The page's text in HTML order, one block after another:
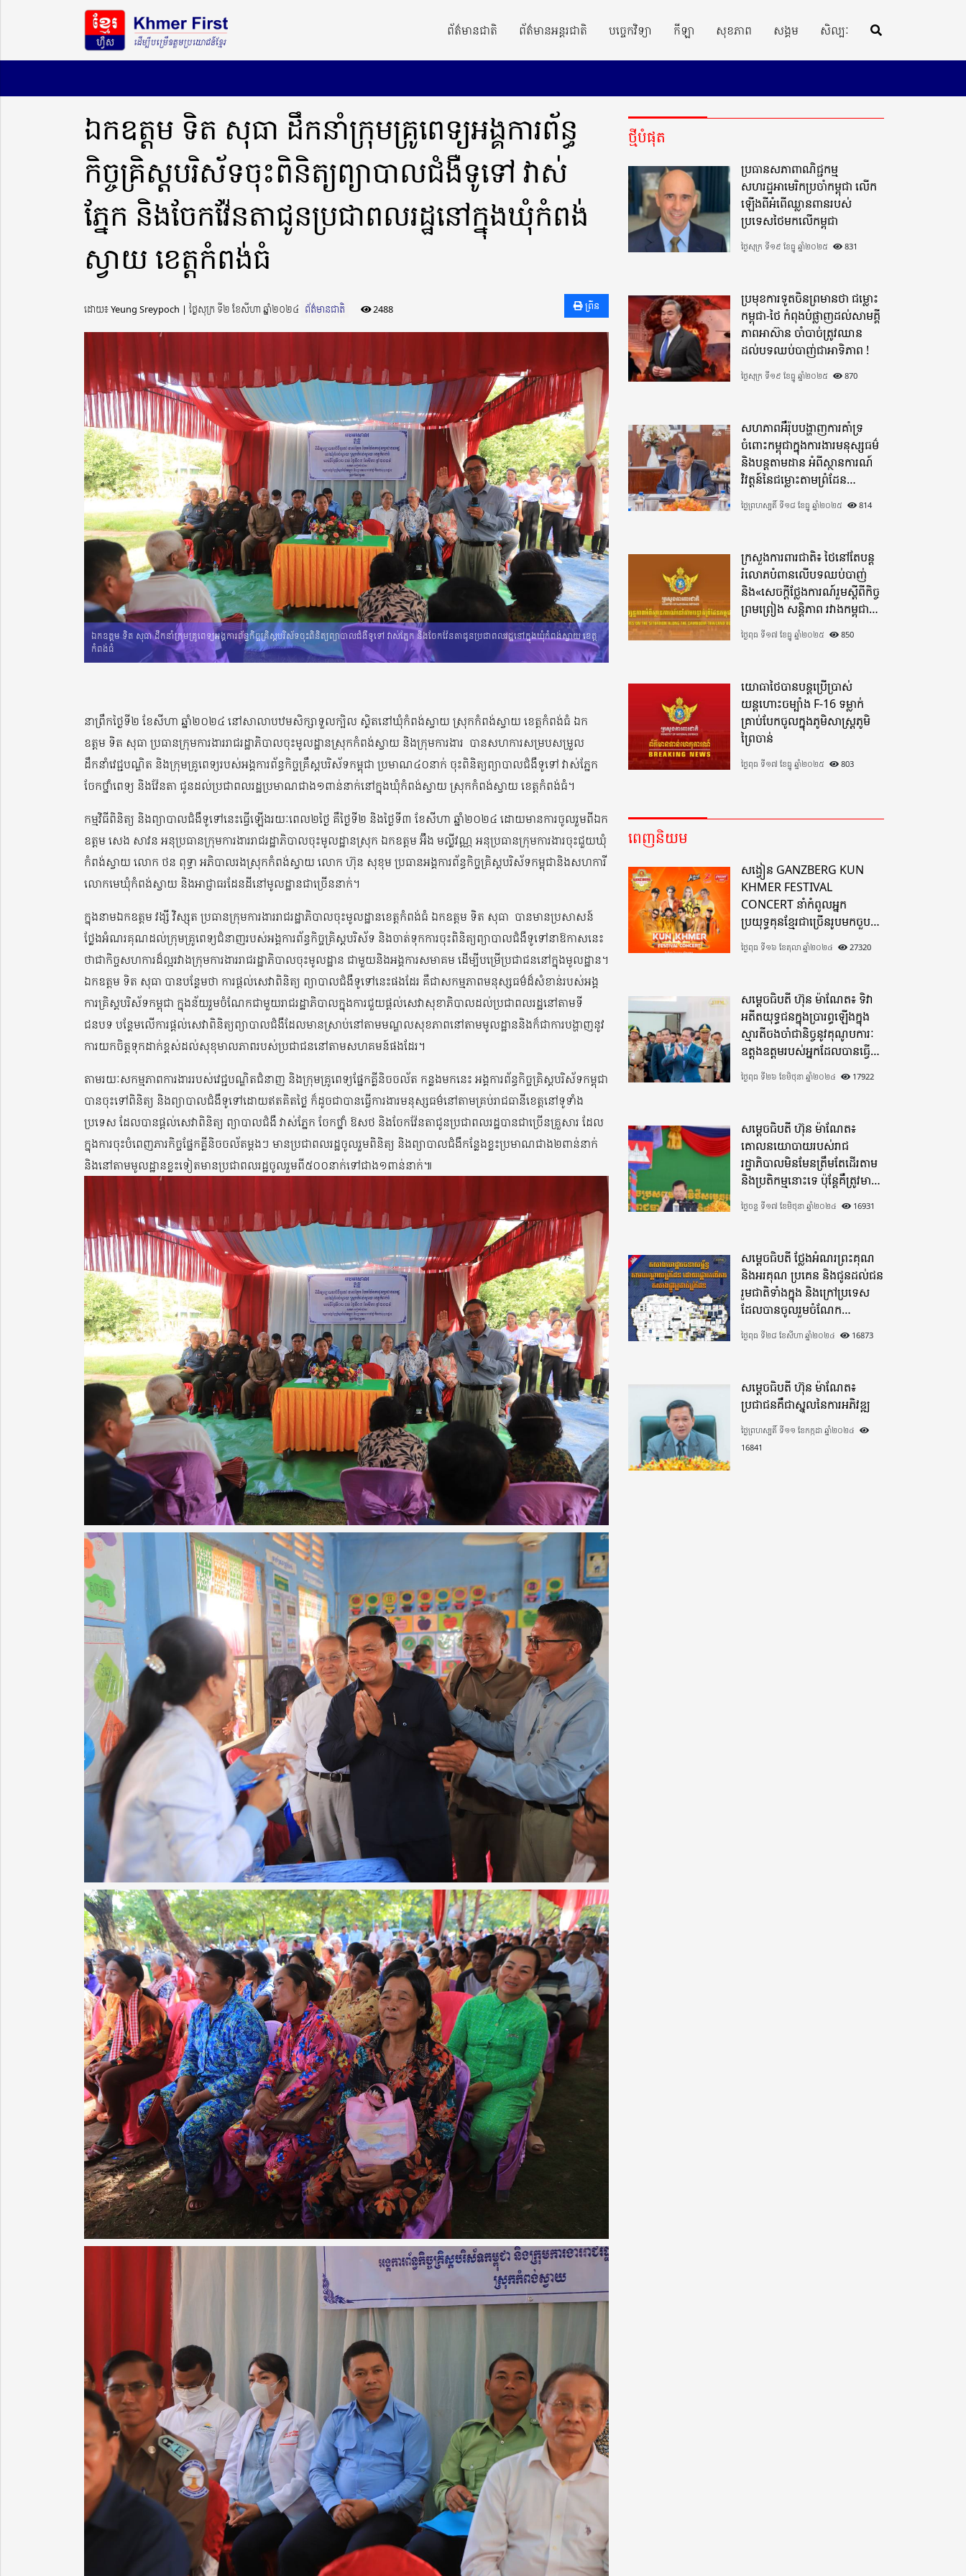
ព័ត៌មានជាតិ ព័ត៌មានអន្តរជាតិ បច្ចេកវិទ្យា កីឡា សុខភាព សង្គម សិល្បៈ
ឯកឧត្តម ទិត សុធា ដឹកនាំក្រុមគ្រូពេទ្យអង្គការព័ន្ធ
កិច្ចគ្រិស្តបរិស័ទចុះពិនិត្យព្យាបាលជំងឺទូទៅ វាស់
ភ្នែក និងចែកវ៉ែនតាជូនប្រជាពលរដ្ឋនៅក្នុងឃុំកំពង់
ស្វាយ ខេត្តកំពង់ធំ
ដោយ៖ Yeung Sreypoch ​​ | ថ្ងៃសុក្រ ទី២ ខែសីហា ឆ្នាំ២០២៤ ព័ត៌មានជាតិ 2488 ព្រីន
ឯកឧត្តម ទិត សុធា ដឹកនាំក្រុមគ្រូពេទ្យអង្គការព័ន្ធកិច្ចគ្រិស្តបរិស័ទចុះពិនិត្យព្យាបាលជំងឺទូទៅ វាស់ភ្នែក និងចែកវ៉ែនតាជូនប្រជាពលរដ្ឋនៅក្នុងឃុំកំពង់ស្វាយ ខេត្ត
កំពង់ធំ
នាព្រឹកថ្ងៃទី២ ខែសីហា ឆ្នាំ២០២៤ នៅសាលាបឋមសិក្សាទួលក្បិល ស្ថិតនៅឃុំកំពង់ស្វាយ ស្រុកកំពង់ស្វាយ ខេត្តកំពង់ធំ ឯក
ឧត្តម ទិត សុធា ប្រធានក្រុមការងាររាជរដ្ឋាភិបាលចុះមូលដ្ឋានស្រុកកំពង់ស្វាយ និងក្រុមការងារ បានសហការសម្របសម្រួល
ដឹកនាំវេជ្ជបណ្ឌិត និងក្រុមគ្រូពេទ្យរបស់អង្គការព័ន្ធកិច្ចគ្រឹស្តបរិស័ទកម្ពុជា ប្រមាណ៤០នាក់ ចុះពិនិត្យព្យាបាលជំងឺទូទៅ វាស់ភ្នែក
ចែកថ្នាំពេទ្យ និងវ៉ែនតា ជូនដល់ប្រជាពលរដ្ឋប្រមាណជាង១ពាន់នាក់នៅក្នុងឃុំកំពង់ស្វាយ ស្រុកកំពង់ស្វាយ ខេត្តកំពង់ធំ។
កម្មវិធីពិនិត្យ និងព្យាបាលជំងឺទូទៅនេះធ្វើឡើងរយៈពេល២ថ្ងៃ គឺថ្ងៃទី២ និងថ្ងៃទី៣ ខែសីហា ឆ្នាំ២០២៤ ដោយមានការចូលរួមពីឯក
ឧត្តម សេង សាវន អនុប្រធានក្រុមការងាររាជរដ្ឋាភិបាលចុះមូលដ្ឋានស្រុក ឯកឧត្តម អ៊ឹង មល្លីវណ្ណ អនុប្រធានក្រុមការងារចុះជួយឃុំ
កំពង់ស្វាយ លោក ថន ពុទ្ធា អភិបាលរងស្រុកកំពង់ស្វាយ លោក ហ៊ុន សុខុម ប្រធានអង្គការព័ន្ធកិច្ចគ្រិស្តបរិស័ទកម្ពុជានិងសហការី
លោកមេឃុំកំពង់ស្វាយ និងអាជ្ញាធរដែនដីនៅមូលដ្ឋានជាច្រើននាក់។
ក្នុងនាមឯកឧត្តម វង្សី វិស្សុត ប្រធានក្រុមការងាររាជរដ្ឋាភិបាលចុះមូលដ្ឋានខេត្តកំពង់ធំ ឯកឧត្តម ទិត សុធា បានមានប្រសាសន៍
ថ្លែងអំណរគុណដល់ក្រុមគ្រូពេទ្យជំនាញរបស់អង្គការព័ន្ធកិច្ចគ្រិស្តបរិស័ទ និងចាត់ទុកការចុះពិនិត្យព្យាបាលជំងឺទូទៅនាឱកាសនេះ
ថាជាកិច្ចសហការដ៏ល្អរវាងក្រុមការងាររាជរដ្ឋាភិបាលចុះមូលដ្ឋាន ជាមួយនិងអង្គការសមាគម ដើម្បីបម្រើប្រជាជននៅក្នុងមូលដ្ឋាន។
ឯកឧត្តម ទិត សុធា បានបន្ថែមថា ការផ្តល់សេវាពិនិត្យ ព្យាបាលជំងឺទូទៅនេះផងដែរ គឺជាសកម្មភាពមនុស្សធម៌ដ៏សំខាន់របស់អង្គ
ការគ្រិស្តបរិស័ទកម្ពុជា ក្នុងន័យរួមចំណែកជាមួយរាជរដ្ឋាភិបាលក្នុងការជួយផ្តល់សេវាសុខាភិបាលដល់ប្រជាពលរដ្ឋនៅតាមទី
ជនបទ បន្ថែមលើការផ្តល់សេវាពិនិត្យព្យាបាលជំងឺដែលមានស្រាប់នៅតាមមណ្ឌលសុខភាពនៅតាមមូលដ្ឋាននិងក៏ជាការបង្ហាញនូវ
ការយកចិត្តទុកដាក់ខ្ពស់ដល់សុខុមាលភាពរបស់ប្រជាជននៅតាមសហគមន៍ផងដែរ។
តាមរយៈសកម្មភាពការងាររបស់វេជ្ជបណ្ឌិតជំនាញ និងក្រុមគ្រូពេទ្យផ្នែកគ្លីនិចចល័ត កន្លងមកនេះ អង្គការព័ន្ធកិច្ចគ្រិស្តបរិស័ទកម្ពុជា
បានចុះទៅពិនិត្យ និងព្យាបាលជំងឺទូទៅដោយឥតគិតថ្លៃ ក៏ដូចជាបានធ្វើការងារមនុស្សធម៌នៅតាមគ្រប់រាជធានីខេត្តនៅទូទាំង
ប្រទេស ដែលបានផ្តល់សេវាពិនិត្យ ព្យាបាលជំងឺ វាស់ភ្នែក ចែកថ្នាំ ឱសថ និងចែកវ៉ែនតាជូនប្រជាពលរដ្ឋបានជាច្រើនគ្រួសារ ដែល
ក្នុងការចុះបំពេញភារកិច្ចផ្នែកគ្លីនិចចល័តម្តងៗ មានប្រជាពលរដ្ឋចូលរួមពិនិត្យ និងព្យាបាលជំងឺកន្លែងខ្លះប្រមាណជាង២ពាន់នាក់
និងនៅតាមមូលដ្ឋានខ្លះទៀតមានប្រជាពលរដ្ឋចូលរួមពី៥០០នាក់ទៅជាង១ពាន់នាក់៕
ថ្មីបំផុត
ប្រធានសភាពាណិជ្ជកម្ម
សហរដ្ឋអាមេរិកប្រចាំកម្ពុជា លើក
ឡើងពីអំពើឈ្លានពានរបស់
ប្រទេសថៃមកលើកម្ពុជា
ថ្ងៃសុក្រ ទី១៩ ខែធ្នូ ឆ្នាំ២០២៥ 831
ប្រមុខការទូតចិនព្រមានថា ជម្លោះ
កម្ពុជា-ថៃ កំពុងបំផ្លាញដល់សាមគ្គី
ភាពអាស៊ាន ចាំបាច់ត្រូវឈាន
ដល់បទឈប់បាញ់ជាអាទិភាព !
ថ្ងៃសុក្រ ទី១៩ ខែធ្នូ ឆ្នាំ២០២៥ 870
សហភាពអឺរ៉ុបបង្ហាញការគាំទ្រ
ចំពោះកម្ពុជាក្នុងការងារមនុស្សធម៌
និងបន្តតាមដាន អំពីស្ថានការណ៍
វិវត្តន៍នៃជម្លោះតាមព្រំដែន
ដោយយកចិត្តទុកដាក់ខ្ពស់
ថ្ងៃព្រហស្បតិ៍ ទី១៨ ខែធ្នូ ឆ្នាំ២០២៥ 814
ក្រសួងការពារជាតិ៖ ថៃនៅតែបន្ត
រំលោភបំពានលើបទឈប់បាញ់
និង«សេចក្តីថ្លែងការណ៍រួមស្តីពីកិច្ច
ព្រមព្រៀង សន្តិភាព រវាងកម្ពុជា
និងថៃ»
ថ្ងៃពុធ ទី១៧ ខែធ្នូ ឆ្នាំ២០២៥ 850
យោធាថៃបានបន្តប្រើប្រាស់
យន្តហោះចម្បាំង F-16 ទម្លាក់
គ្រាប់បែកចូលក្នុងភូមិសាស្ត្រភូមិ
ព្រៃចាន់
ថ្ងៃពុធ ទី១៧ ខែធ្នូ ឆ្នាំ២០២៥ 803
ពេញនិយម
សង្វៀន GANZBERG KUN
KHMER FESTIVAL
CONCERT នាំកំពូលអ្នក
ប្រយុទ្ធគុនខ្មែរជាច្រើនរូបមកចួប
គ្នាលើសង្វៀនគុនខ្មែរតែមួយដ៏
អស្ចារ្យលើទឹកដីខេត្តបាត់ដំបង
ថ្ងៃពុធ ទី១៦ ខែតុលា ឆ្នាំ២០២៤ 27320
សម្តេចធិបតី ហ៊ុន ម៉ាណែត៖ ទិវា
អតីតយុទ្ធជនក្នុងប្រារព្ធឡើងក្នុង
ស្មារតីចងចាំជានិច្ចនូវគុណូបការៈ
ឧត្តុងឧត្តមរបស់អ្នកដែលបានធ្វើ
មហាពលីកម្ម
ថ្ងៃពុធ ទី២៦ ខែមិថុនា ឆ្នាំ២០២៤ 17922
សម្តេចធិបតី ហ៊ុន ម៉ាណែត៖
គោលនយោបាយរបស់រាជ
រដ្ឋាភិបាលមិនមែនត្រឹមតែដើរតាម
និងប្រតិកម្មនោះទេ ប៉ុន្តែគឺត្រូវមាន
ភាពបុរេសកម្ម
ថ្ងៃចន្ទ ទី១៧ ខែមិថុនា ឆ្នាំ២០២៤ 16931
សម្តេចធិបតី ថ្លែងអំណរព្រះគុណ
និងអរគុណ ប្រគេន និងជូនដល់ជន
រួមជាតិទាំងក្នុង​ និងក្រៅប្រទេស​
ដែលបានចូលរួមចំណែក
យ៉ាងផុលផុសបរិច្ចាគថវិកាក្នុង
«មូលនិធិកសាងហេដ្ឋារចនាសម្ព័ន្ធ
កសាងផ្លូវក្រវាត់ព្រំដែន
ថ្ងៃពុធ ទី២៨ ខែសីហា ឆ្នាំ២០២៤ 16873
សម្តេចធិបតី ហ៊ុន ម៉ាណែត៖
ប្រជាជនគឺជាស្នូលនៃការអភិវឌ្ឍ
ថ្ងៃព្រហស្បតិ៍ ទី១១ ខែកក្កដា ឆ្នាំ២០២៤
16841